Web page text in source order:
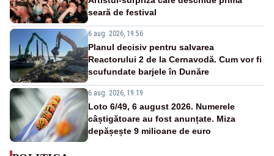
seară de festival
6 aug. 2026, 19:56
Planul decisiv pentru salvarea
Reactorului 2 de la Cernavodă. Cum vor fi
scufundate barjele în Dunăre
6 aug. 2026, 19:19
Loto 6/49, 6 august 2026. Numerele
câștigătoare au fost anunțate. Miza
depășește 9 milioane de euro